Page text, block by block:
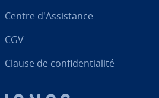
Centre d'As­sis­tance
CGV
Clause de con­fi­den­tia­lité